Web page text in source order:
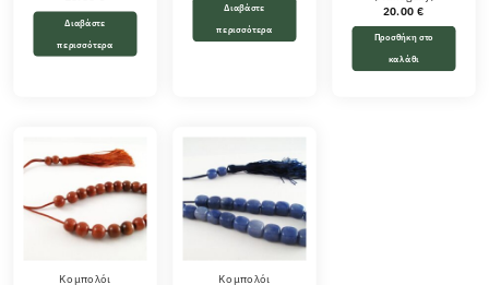
Διαβάστε
περισσότερα
Διαβάστε
περισσότερα
20.00€
Προσθήκη στο
καλάθι
Κομπολόι
Κομπολόι